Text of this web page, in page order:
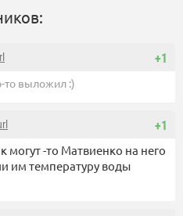
+1
то выложил :)
+1
могут -то Матвиенко на него
им температуру воды